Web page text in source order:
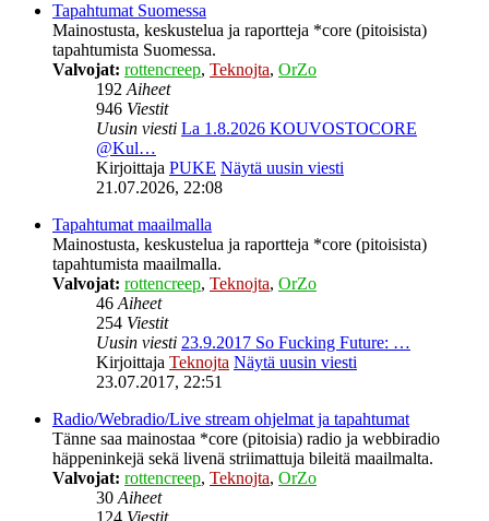
Tapahtumat Suomessa
Mainostusta, keskustelua ja raportteja *core (pitoisista)
tapahtumista Suomessa.
Valvojat: rottencreep, Teknojta, OrZo
192Aiheet
946 Viestit
Uusin viesti La 1.8.2026 KOUVOSTOCORE
@Kul…
Kirjoittaja PUKE Näytä uusin viesti
21.07.2026, 22:08
Tapahtumat maailmalla
Mainostusta, keskustelua ja raportteja *core (pitoisista)
tapahtumista maailmalla.
Valvojat: rottencreep, Teknojta, OrZo
46Aiheet
254 Viestit
Uusin viesti 23.9.2017 So Fucking Future: …
Kirjoittaja Teknojta Näytä uusin viesti
23.07.2017, 22:51
Radio/Webradio/Live stream ohjelmat ja tapahtumat
Tänne saa mainostaa *core (pitoisia) radio ja webbiradio
häppeninkejä sekä livenä striimattuja bileitä maailmalta.
Valvojat: rottencreep, Teknojta, OrZo
30Aiheet